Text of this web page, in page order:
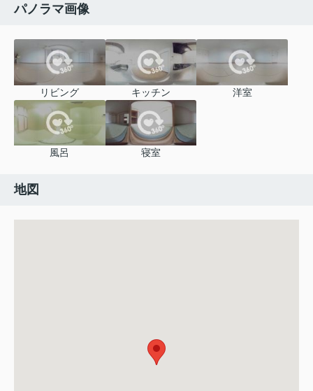
パノラマ画像
リビング キッチン 洋室
風呂 寝室
地図